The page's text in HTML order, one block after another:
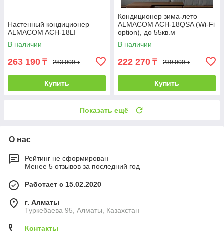
Настенный кондиционер
ALMACOM ACH-18LI
В наличии
263 190 ₸ 283 000 ₸
Купить
Кондиционер зима-лето
ALMACOM ACH-18QSA (Wi-Fi
option), до 55кв.м
В наличии
222 270 ₸ 239 000 ₸
Купить
Показать ещё
О нас
Рейтинг не сформирован
Менее 5 отзывов за последний год
Работает с 15.02.2020
г. Алматы
Туркебаева 95, Алматы, Казахстан
Контакты